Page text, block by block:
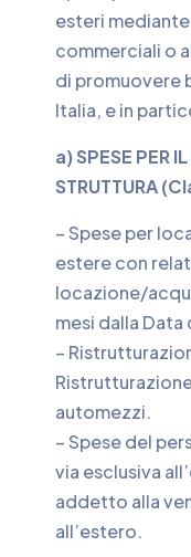
esteri
commerciali o
di promuovere
Italia, e in
a) SPESE PER
STRUTTURA
– Spese per
estere con
locazione/
mesi dalla Data
–
automezzi.
– Spese del
via esclusiva
addetto alla
all’estero.